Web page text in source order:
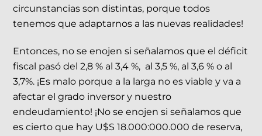
circunstancias son distintas, porque todos
tenemos que adaptarnos a las nuevas realidades!
Entonces, no se enojen si señalamos que el déficit
fiscal pasó del 2,8 % al 3,4 %, al 3,5 %, al 3,6 % o al
3,7%. ¡Es malo porque a la larga no es viable y va a
afectar el grado inversor y nuestro
endeudamiento! ¡No se enojen si señalamos que
es cierto que hay U$S 18.000:000.000 de reserva,